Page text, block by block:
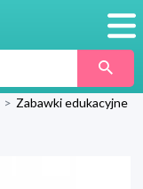
> Zabawki edukacyjne